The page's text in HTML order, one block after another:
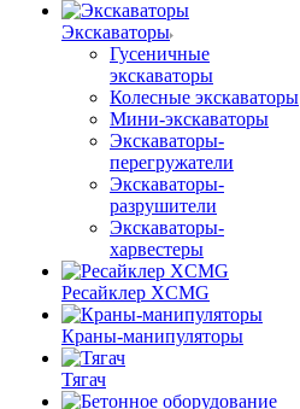
Экскаваторы
Гусеничные
экскаваторы
Колесные экскаваторы
Мини-экскаваторы
Экскаваторы-
перегружатели
Экскаваторы-
разрушители
Экскаваторы-
харвестеры
Ресайклер XCMG
Краны-манипуляторы
Тягач